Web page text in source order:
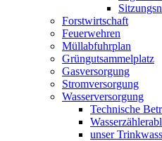
Forstwirtschaft
Feuerwehren
Müllabfuhrplan
Grüngutsammelplatz
Gasversorgung
Stromversorgung
Wasserversorgung
Technische
unser